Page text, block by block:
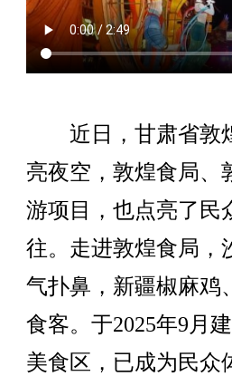
近日，甘肃省敦
亮夜空，敦煌食局、
游项目，也点亮了民
往。走进敦煌食局，
气扑鼻，新疆椒麻鸡
食客。于2025年9月
美食区，已成为民众